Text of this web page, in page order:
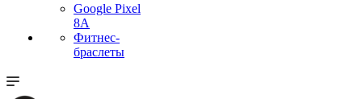
Google Pixel
8A
Фитнес-
браслеты